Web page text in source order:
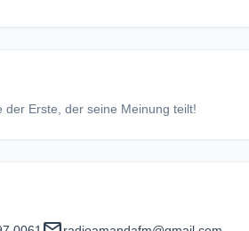
der Erste, der seine Meinung teilt!